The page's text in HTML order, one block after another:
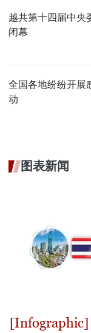
越共第十四届中央
闭幕
全国各地纷纷开展
动
图表新闻